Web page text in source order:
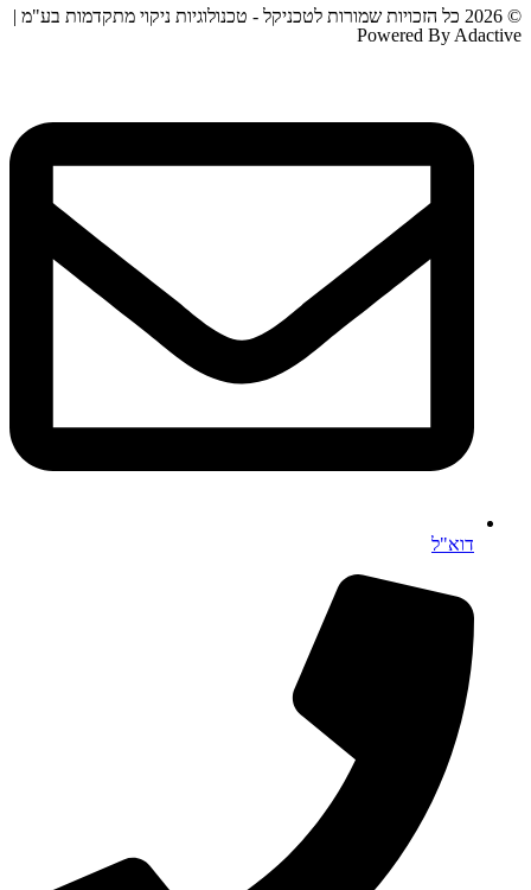
© 2026 כל הזכויות שמורות לטכניקל - טכנולוגיות ניקוי מתקדמות בע"מ |
Powered By Adactive
דוא"ל